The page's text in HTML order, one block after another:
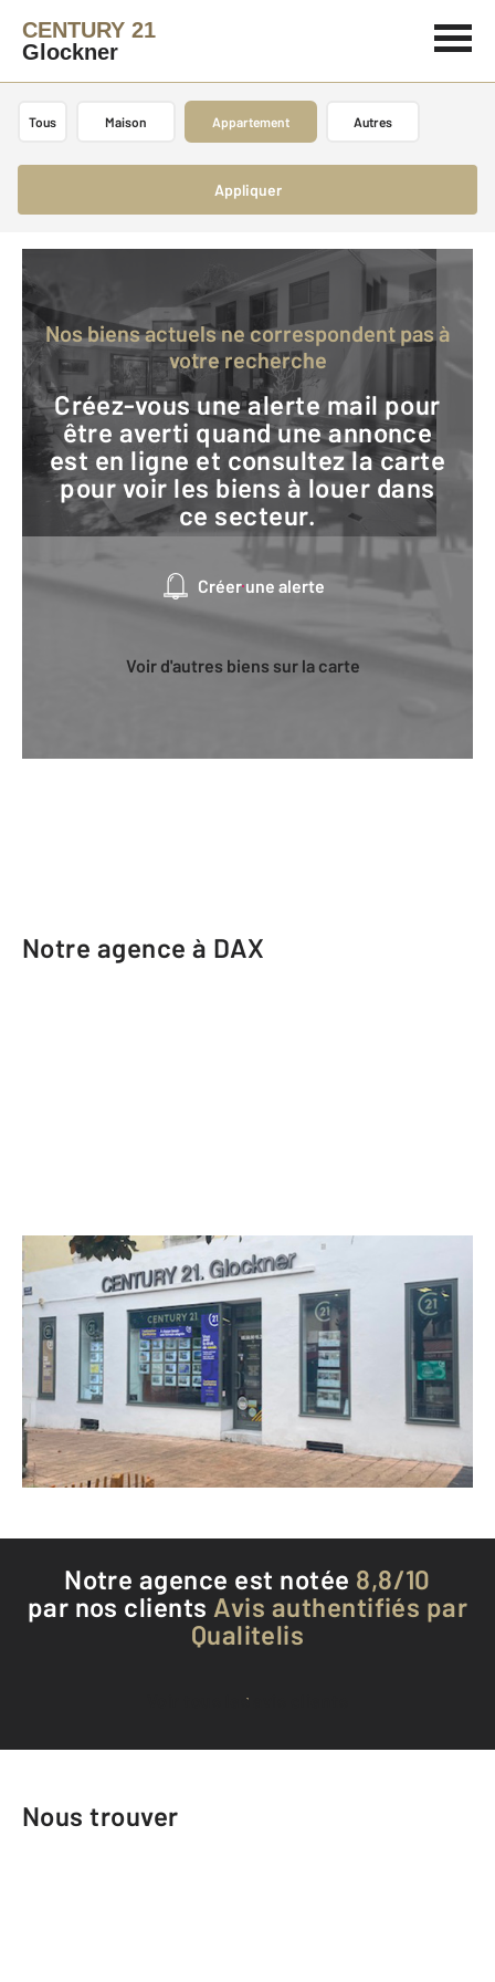
CENTURY 21
Glockner
Tous Maison Appartement Autres
Appliquer
Nos biens actuels ne correspondent pas à
votre recherche
Créez-vous une alerte mail pour
être averti quand une annonce
est en ligne et consultez la carte
pour voir les biens à louer dans
ce secteur.
Créer une alerte
Voir d'autres biens sur la carte
Notre agence à DAX
CENTURY 21 Glockner
1 Place des Trois Pigeons BP 104
DAX - 40100
Envoyer un message
Téléphoner à l'agence
Notre agence est notée 8,8/10
par nos clients Avis authentifiés par
Qualitelis
Voir tous les avis clients
Nous trouver